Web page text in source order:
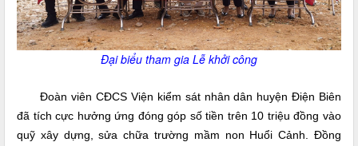
Đại biểu tham gia Lễ khởi công
Đoàn viên CĐCS Viện kiểm sát nhân dân huyện Điện Biên
đã tích cực hưởng ứng đóng góp số tiền trên 10 triệu đồng vào
quỹ xây dựng, sửa chữa trường mầm non Huổi Cảnh. Đồng